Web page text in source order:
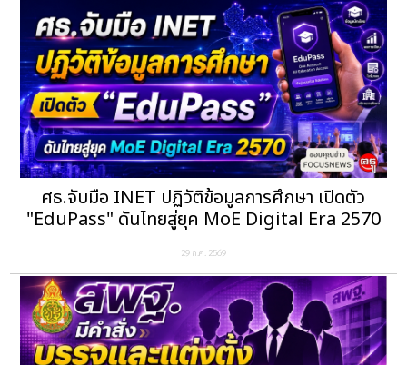
ศธ.จับมือ INET ปฏิวัติข้อมูลการศึกษา เปิดตัว
"EduPass" ดันไทยสู่ยุค MoE Digital Era 2570
29 ก.ค. 2569